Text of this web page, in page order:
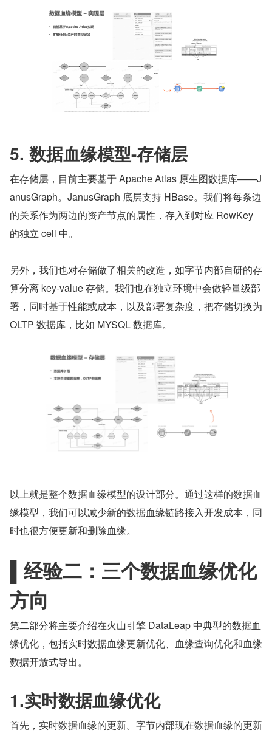
5. 数据血缘模型-存储层
在存储层，目前主要基于 Apache Atlas 原生图数据库——J
anusGraph。JanusGraph 底层支持 HBase。我们将每条边
的关系作为两边的资产节点的属性，存入到对应 RowKey
的独立 cell 中。
另外，我们也对存储做了相关的改造，如字节内部自研的存
算分离 key-value 存储。我们也在独立环境中会做轻量级部
署，同时基于性能或成本，以及部署复杂度，把存储切换为
OLTP 数据库，比如 MYSQL 数据库。
以上就是整个数据血缘模型的设计部分。通过这样的数据血
缘模型，我们可以减少新的数据血缘链路接入开发成本，同
时也很方便更新和删除血缘。
▌经验二：三个数据血缘优化
方向
第二部分将主要介绍在火山引擎 DataLeap 中典型的数据血
缘优化，包括实时数据血缘更新优化、血缘查询优化和血缘
数据开放式导出。
1.实时数据血缘优化
首先，实时数据血缘的更新。字节内部现在数据血缘的更新